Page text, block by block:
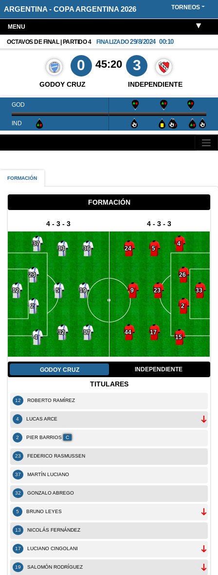
ARGENTINA - COPA ARGENTINA 2026 TORNEOS
MENU
OCTAVOS DE FINAL | PARTIDO 4 FINALIZADO29/8/2024 00:10
GODOY CRUZ
0 45:20 3
INDEPENDIENTE
GOD
IND
FORMACIÓN
FORMACIÓN
4 - 3 - 3
12
37
23
2
4
13
5
32
36
19
17
4 - 3 - 3
33
4
26
2
15
5
23
17
24
9
44
GODOY CRUZ INDEPENDIENTE
TITULARES
12 ROBERTO RAMÍREZ
4 LUCAS ARCE
2 PIER BARRIOS C
23 FEDERICO RASMUSSEN
37 MARTÍN LUCIANO
32 GONZALO ABREGO
5 BRUNO LEYES
13 NICOLÁS FERNÁNDEZ
17 LUCIANO CINGOLANI
19 SALOMÓN RODRÍGUEZ